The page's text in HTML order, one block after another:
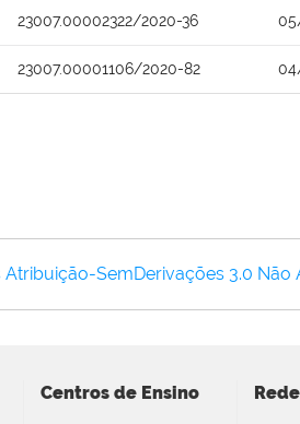
23007.00002322/2020-36
23007.00001106/2020-82
SemDerivações 3.0 Não
Centros de Ensino